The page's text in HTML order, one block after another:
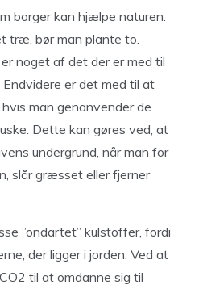
borger kan hjælpe naturen.
træ, bør man plante to.
noget af det der er med til
er det med til at
man genanvender de
Dette kan gøres ved, at
undergrund, når man for
slår græsset eller fjerner
”ondartet” kulstoffer, fordi
der ligger i jorden. Ved at
til at omdanne sig til